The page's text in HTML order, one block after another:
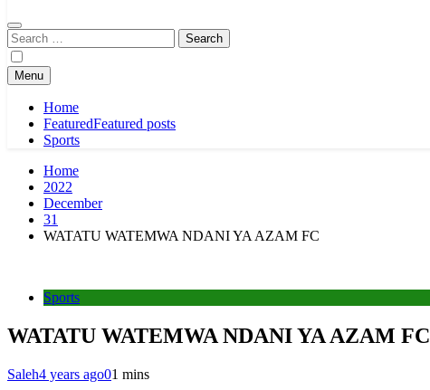
Search
for:
Menu
Home
FeaturedFeatured posts
Sports
Home
2022
December
31
WATATU WATEMWA NDANI YA AZAM FC
Sports
WATATU WATEMWA NDANI YA AZAM FC
Saleh4 years ago01 mins